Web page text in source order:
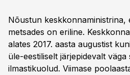
Nõustun keskkonnaministrina,
metsades on eriline.
alates 2017. aasta augustist
üle-eestiliselt järjepidevalt
ilmastikuolud. Viimase